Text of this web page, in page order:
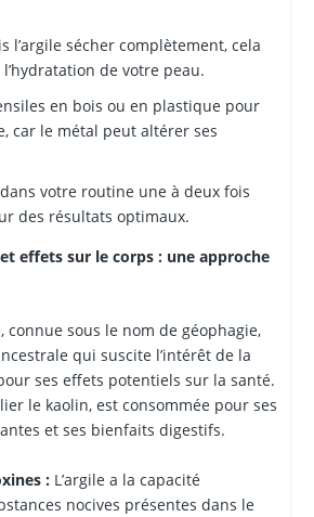
l’argile sécher complètement, cela
de votre peau.
en bois ou en plastique pour
car le métal peut altérer ses
votre routine une à deux fois
des résultats optimaux.
effets sur le corps : une approche
connue sous le nom de géophagie,
qui suscite l’intérêt de la
ses effets potentiels sur la santé.
le kaolin, est consommée pour ses
et ses bienfaits digestifs.
:L’argile a la capacité
nocives présentes dans le